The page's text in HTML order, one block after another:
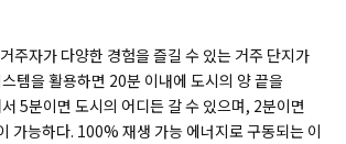
주자가 다양한 경험을 즐길 수 있는 거주 단지가
템을 활용하면 20분 이내에 도시의 양 끝을
5분이면 도시의 어디든 갈 수 있으며, 2분이면
가능하다. 100% 재생 가능 에너지로 구동되는 이